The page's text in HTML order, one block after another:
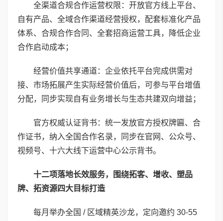
全渠道合规合作运营权限：开放官方线上平台、
自有产品、全域合作渠道经营授权，配套标准化产品
体系、合规合作合同、全套招商运营工具，降低企业
合作启动成本；
经营价值共享通道：企业依托平台完成供需对
接、市场拓展产生实际经营价值后，可参与平台增值
分配，同步实现自有业务增长与生态共建双向增益；
官方权威认证背书：统一发放官方授权牌匾、合
作证书，纳入全国合作名录，同步在官网、公众号、
视频号、十六大线下运营中心公示背书。
十二项落地长效服务，围绕拓客、增收、塑品
牌、拓资源四大目标打造
每月举办全国 / 区域精英沙龙，定向邀约 30-55